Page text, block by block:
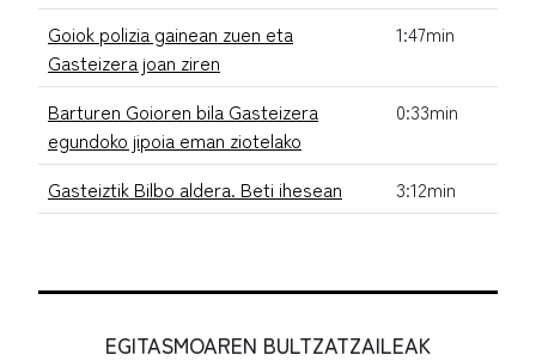
Goiok polizia gainean zuen eta
Gasteizera joan ziren
1:47min
Barturen Goioren bila Gasteizera
egundoko jipoia eman ziotelako
0:33min
Gasteiztik Bilbo aldera. Beti ihesean 3:12min
EGITASMOAREN BULTZATZAILEAK